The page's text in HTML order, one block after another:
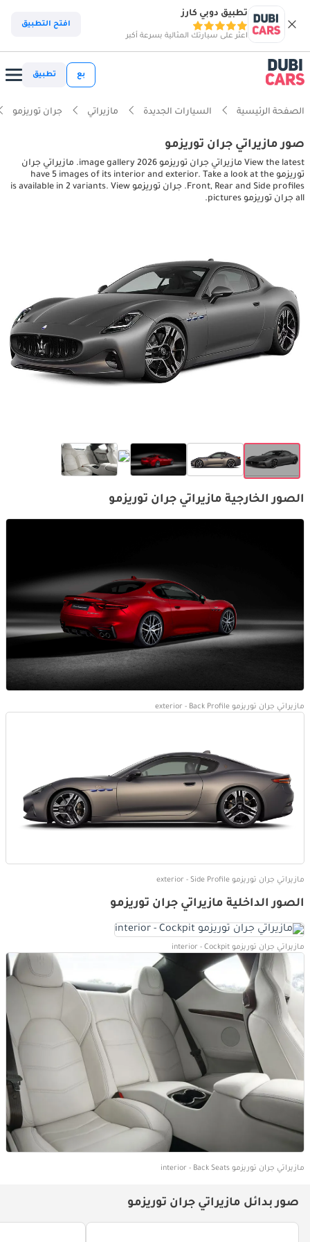
تطبيق دوبي كارز
اعثر على سيارتك المثالية بسرعة أكبر
افتح التطبيق
بع تطبيق
الصفحة الرئيسية السيارات الجديدة مازيراتي جران توريزمو
صور مازيراتي جران توريزمو
View the latest مازيراتي جران توريزمو 2026 image gallery. مازيراتي جران
توريزمو have 5 images of its interior and exterior. Take a look at the
Front, Rear and Side profiles. جران توريزمو is available in 2 variants. View
all جران توريزمو pictures.
الصور الخارجية مازيراتي جران توريزمو
مازيراتي جران توريزمو exterior - Back Profile
مازيراتي جران توريزمو exterior - Side Profile
الصور الداخلية مازيراتي جران توريزمو
مازيراتي جران توريزمو interior - Cockpit
مازيراتي جران توريزمو interior - Back Seats
صور بدائل مازيراتي جران توريزمو